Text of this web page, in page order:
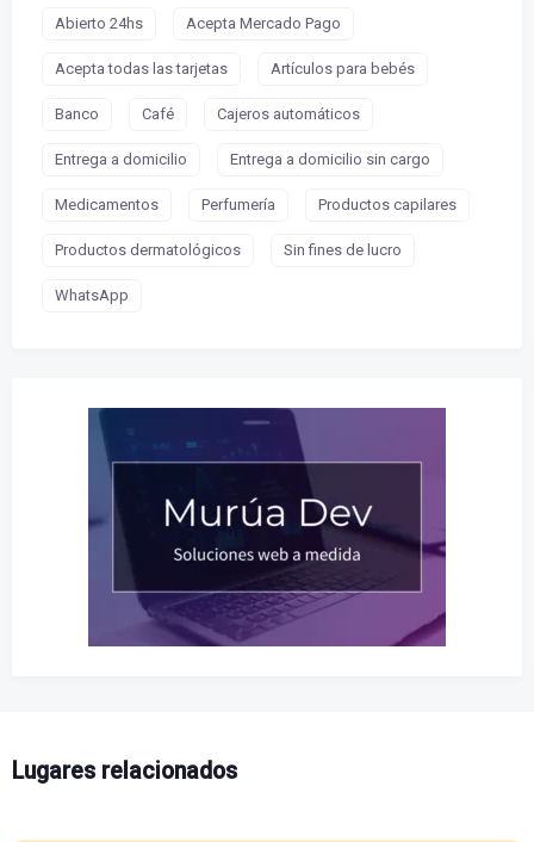
Abierto 24hs Acepta Mercado Pago
Acepta todas las tarjetas Artículos para bebés
Banco Café Cajeros automáticos
Entrega a domicilio Entrega a domicilio sin cargo
Medicamentos Perfumería Productos capilares
Productos dermatológicos Sin fines de lucro
WhatsApp
Lugares relacionados